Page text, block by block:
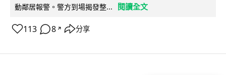
動鄰居報警。警方到場揭發整...
閱讀全文
113 8 ↗ 分享